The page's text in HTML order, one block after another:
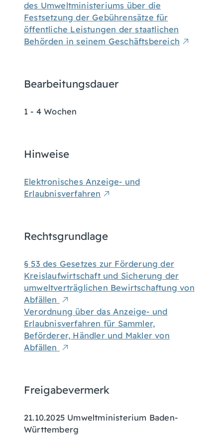
des Umweltministeriums über die
Festsetzung der Gebührensätze für
öffentliche Leistungen der staatlichen
Behörden in seinem Geschäftsbereich
Bearbeitungsdauer
1 - 4 Wochen
Hinweise
Elektronisches Anzeige- und
Erlaubnisverfahren
Rechtsgrundlage
§ 53 des Gesetzes zur Förderung der
Kreislaufwirtschaft und Sicherung der
umweltverträglichen Bewirtschaftung von
Abfällen
Verordnung über das Anzeige- und
Erlaubnisverfahren für Sammler,
Beförderer, Händler und Makler von
Abfällen
Freigabevermerk
21.10.2025 Umweltministerium Baden-
Württemberg